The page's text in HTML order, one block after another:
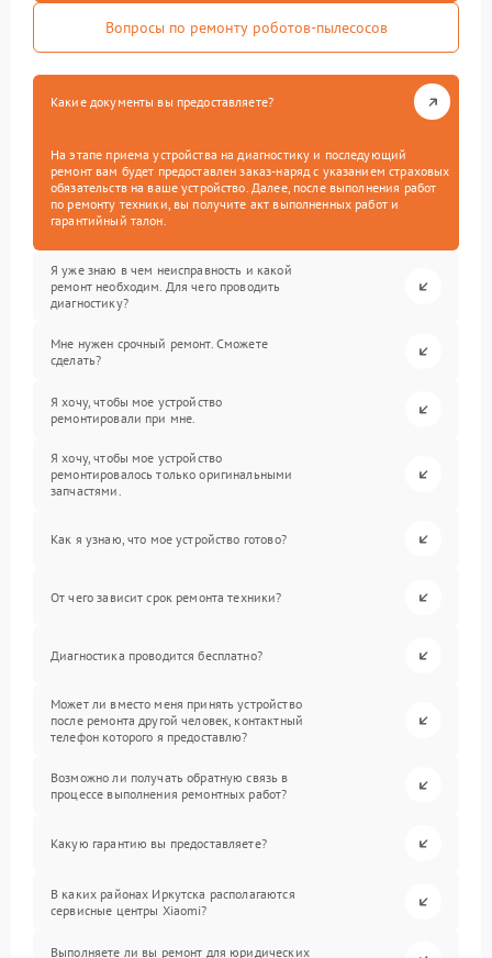
Вопросы по ремонту роботов-пылесосов
Какие документы вы предоставляете?
На этапе приема устройства на диагностику и последующий
ремонт вам будет предоставлен заказ-наряд с указанием страховых
обязательств на ваше устройство. Далее, после выполнения работ
по ремонту техники, вы получите акт выполненных работ и
гарантийный талон.
Я уже знаю в чем неисправность и какой
ремонт необходим. Для чего проводить
диагностику?
Мне нужен срочный ремонт. Сможете
сделать?
Я хочу, чтобы мое устройство
ремонтировали при мне.
Я хочу, чтобы мое устройство
ремонтировалось только оригинальными
запчастями.
Как я узнаю, что мое устройство готово?
От чего зависит срок ремонта техники?
Диагностика проводится бесплатно?
Может ли вместо меня принять устройство
после ремонта другой человек, контактный
телефон которого я предоставлю?
Возможно ли получать обратную связь в
процессе выполнения ремонтных работ?
Какую гарантию вы предоставляете?
В каких районах Иркутска располагаются
сервисные центры Xiaomi?
Выполняете ли вы ремонт для юридических